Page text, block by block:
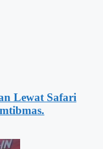
Lewat Safari